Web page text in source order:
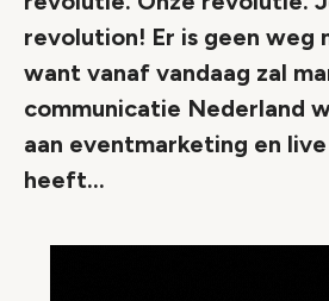
revolution! Er is geen weg
want vanaf vandaag zal
communicatie Nederland
aan eventmarketing en
heeft...